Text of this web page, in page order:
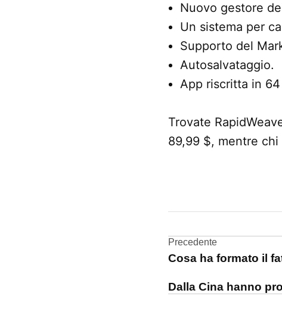
Nuovo gestore
Un sistema per
Supporto del
Autosalvataggio.
App riscritta in
Trovate
89,99 $, mentre
Precedente
Cosa ha formato il
Dalla Cina hanno